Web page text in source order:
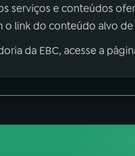
serviços e conteúdos
o link do conteúdo alvo
da EBC, acesse a